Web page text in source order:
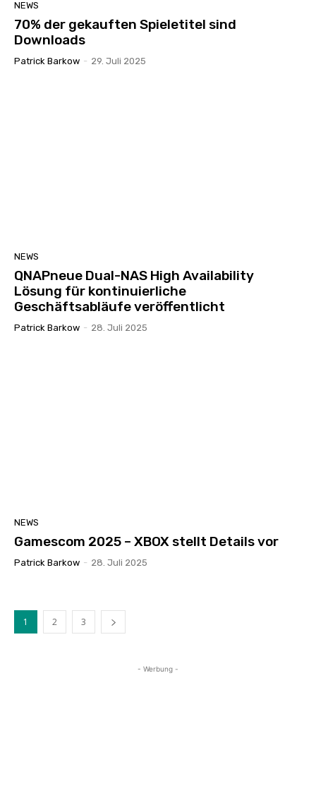
NEWS
70% der gekauften Spieletitel sind
Downloads
Patrick Barkow - 29. Juli 2025
NEWS
QNAPneue Dual-NAS High Availability
Lösung für kontinuierliche
Geschäftsabläufe veröffentlicht
Patrick Barkow - 28. Juli 2025
NEWS
Gamescom 2025 – XBOX stellt Details vor
Patrick Barkow - 28. Juli 2025
1 2 3
- Werbung -